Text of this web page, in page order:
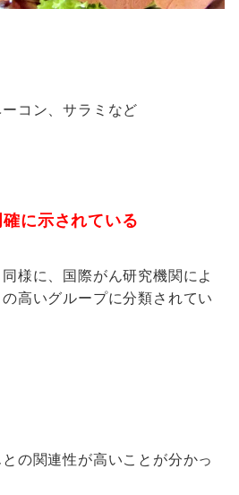
コン、サラミなど
に示されている
様に、国際がん研究機関によ
高いグループに分類されてい
の関連性が高いことが分かっ